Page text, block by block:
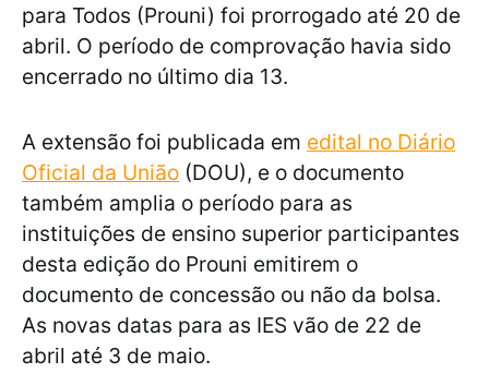
para Todos (Prouni) foi prorrogado até 20 de
abril. O período de comprovação havia sido
encerrado no último dia 13.
A extensão foi publicada em edital no Diário
Oficial da União (DOU), e o documento
também amplia o período para as
instituições de ensino superior participantes
desta edição do Prouni emitirem o
documento de concessão ou não da bolsa.
As novas datas para as IES vão de 22 de
abril até 3 de maio.